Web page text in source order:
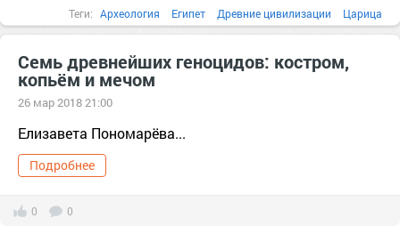
Теги: Археология Египет Древние цивилизации Царица
Семь древнейших геноцидов: костром,
копьём и мечом
26 мар 2018 21:00
Елизавета Пономарёва...
Подробнее
0 0